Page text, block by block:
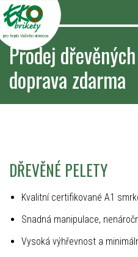
pro teplo Vašeho domova
Prodej
doprava zdarma
DŘEVĚNÉ PELETY
Kvalitní certifikované A1
Snadná manipulace,
Vysoká výhřevnost a